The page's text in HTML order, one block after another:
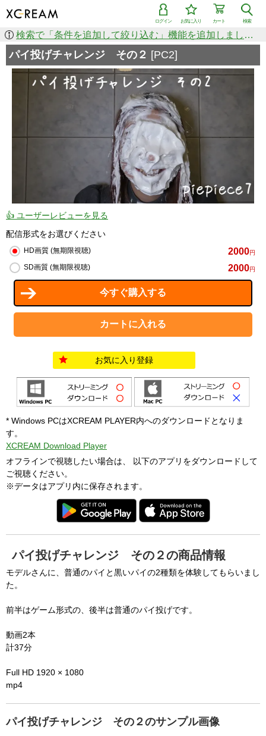
検索
カート
お気に入り
ログイン
検索で「条件を追加して絞り込む」機能を追加しました！
パイ投げチャレンジ その２ [PC2]
👍 ユーザーレビューを見る
配信形式をお選びください
HD画質 (無期限視聴) 2000円
SD画質 (無期限視聴) 2000円
お気に入り登録
* Windows PCはXCREAM PLAYER内へのダウンロードとなりま
す。
XCREAM Download Player
オフラインで視聴したい場合は、 以下のアプリをダウンロードして
ご視聴ください。
※データはアプリ内に保存されます。
パイ投げチャレンジ その２の商品情報
モデルさんに、普通のパイと黒いパイの2種類を体験してもらいまし
た。
前半はゲーム形式の、後半は普通のパイ投げです。
動画2本
計37分
Full HD 1920 × 1080
mp4
パイ投げチャレンジ その２のサンプル画像